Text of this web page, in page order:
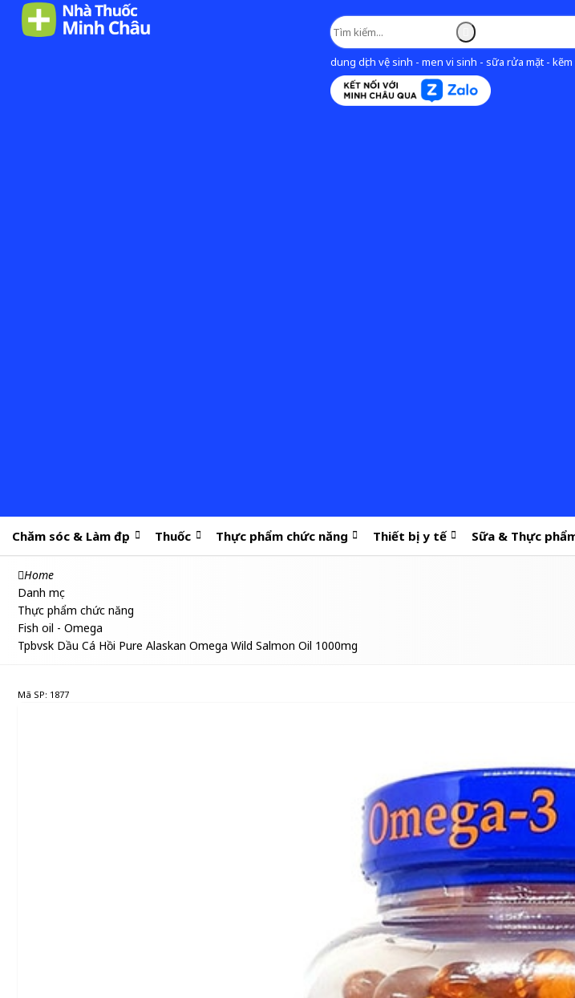
dung dịch vệ sinh - men vi sinh - sữa rửa mặt -
Chăm sóc & Làm đẹp Thuốc Thực phẩm chức năng Thiết bị y tế Sữa & Thực
Home
Danh mục
Thực phẩm chức năng
Fish oil - Omega
Tpbvsk Dầu Cá Hồi Pure Alaskan Omega Wild Salmon Oil 1000mg
Mã SP: 1877